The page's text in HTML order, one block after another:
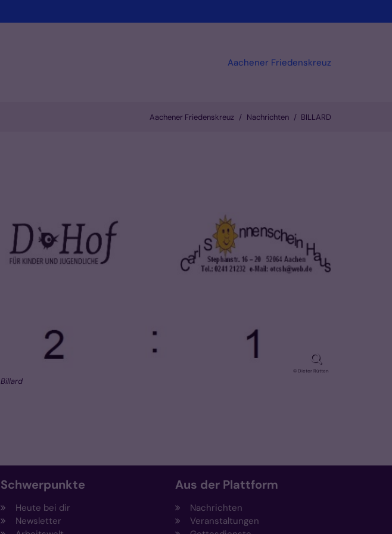
Aachener Friedenskreuz
Aachener Friedenskreuz Nachrichten BILLARD
© Dieter Rütten
Billard
Schwerpunkte
Heute bei dir
Newsletter
Aus der Plattform
Nachrichten
Veranstaltungen